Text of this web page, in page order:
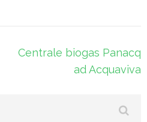
Centrale biogas Panacq
ad Acquaviva